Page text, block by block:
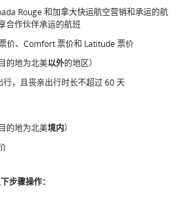
Rouge 和加拿大快运航空营销和承运的航
合作伙伴承运的航班
价、Comfort 票价和 Latitude 票价
的地为北美以外的地区）
，且丧亲出行时长不超过 60 天
的地为北美境内）
步骤操作：